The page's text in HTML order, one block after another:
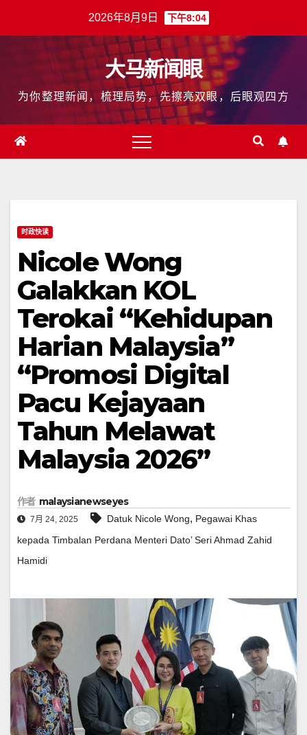
2026年8月9日 下午8:04
大马新闻眼
为你整理新闻，梳理局势，先擦亮双眼，后眼观四方
时政快读
Nicole Wong
Galakkan KOL
Terokai “Kehidupan
Harian Malaysia”
“Promosi Digital
Pacu Kejayaan
Tahun Melawat
Malaysia 2026”
作者 malaysianewseyes
7月 24, 2025 Datuk Nicole Wong, Pegawai Khas
kepada Timbalan Perdana Menteri Dato’ Seri Ahmad Zahid
Hamidi